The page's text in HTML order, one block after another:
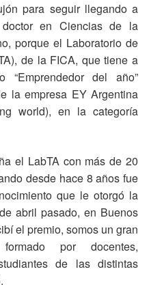
para seguir llegando a
doctor en Ciencias de la
porque el Laboratorio de
de la FICA, que tiene a
del año”
la empresa EY Argentina
world), en la categoría
el LabTA con más de 20
desde hace 8 años fue
que le otorgó la
abril pasado, en Buenos
el premio, somos un gran
por docentes,
de las distintas